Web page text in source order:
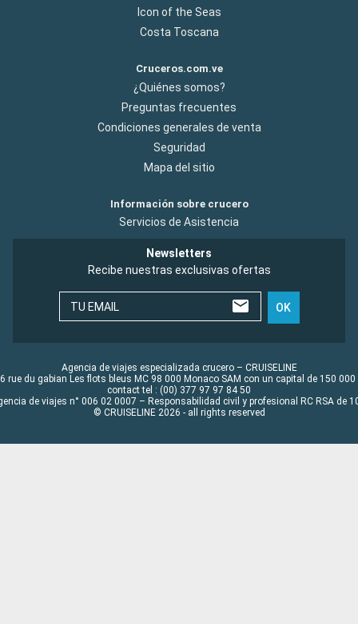
Icon of the Seas
Costa Toscana
Cruceros.com.ve
¿Quiénes somos?
Preguntas frecuentes
Condiciones generales de venta
Seguridad
Mapa del sitio
Información sobre crucero
Servicios de Asistencia
Newsletters
Recibe nuestras exclusivas ofertas
TU EMAIL OK
Agencia de viajes especializada crucero – CRUISELINE
rue du gabian Les flots bleus MC 98 000 Monaco SAM con un capital de 150 000
contact tel : (00) 377 97 97 84 50
de viajes n° 006 02 0007 – Responsabilidad civil y profesional RC RSA de
© CRUISELINE 2026 - all rights reserved